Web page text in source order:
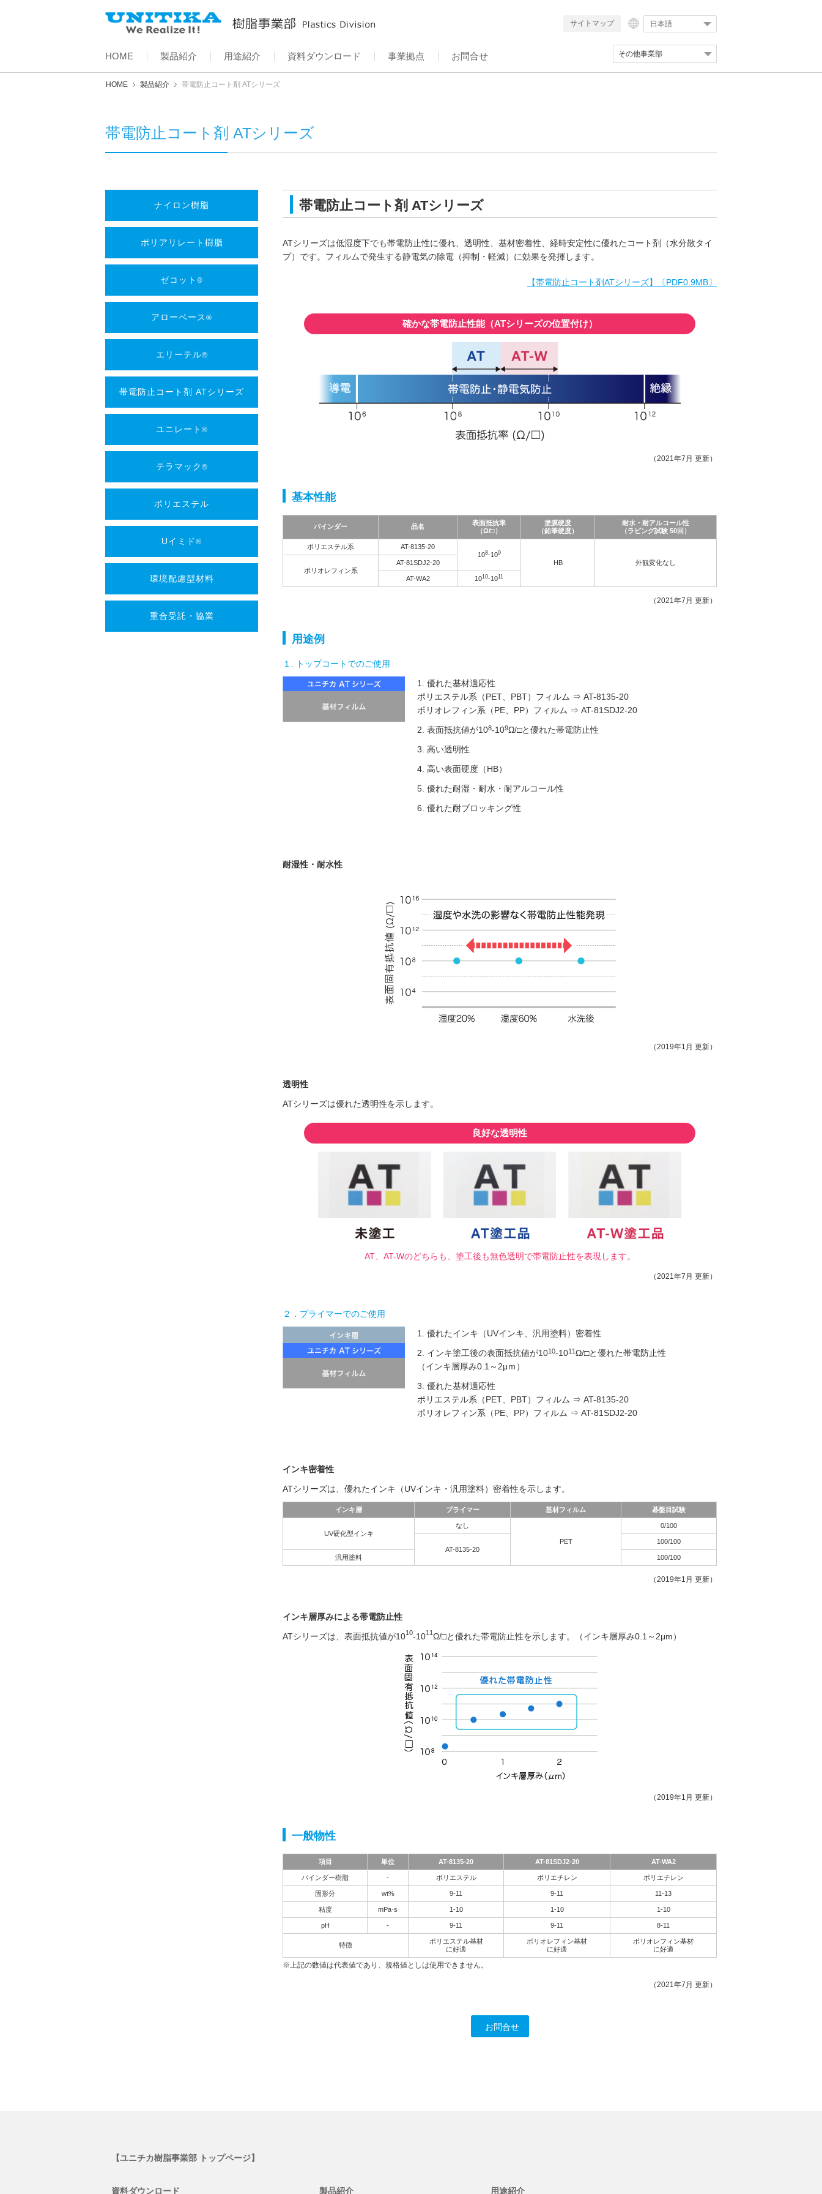
サイトマップ 日本語
その他事業部
HOME 製品紹介 用途紹介 資料ダウンロード 事業拠点 お問合せ
HOME 製品紹介 帯電防止コート剤 ATシリーズ
帯電防止コート剤 ATシリーズ
帯電防止コート剤 ATシリーズ
ATシリーズは低湿度下でも帯電防止性に優れ、透明性、基材密着性、経時安定性に優れたコート剤（水分散タイ
プ）です。フィルムで発生する静電気の除電（抑制・軽減）に効果を発揮します。
【帯電防止コート剤ATシリーズ】〔PDF0.9MB〕
確かな帯電防止性能（ATシリーズの位置付け）
（2021年7月 更新）
基本性能
バインダー 品名
表面抵抗率
（Ω/□）
塗膜硬度
（鉛筆硬度）
耐水・耐アルコール性
（ラビング試験 50回）
ポリエステル系
AT-8135-20
108-109
HB
外観変化なし
ポリオレフィン系
AT-81SDJ2-20
AT-WA2 1010-1011
（2021年7月 更新）
用途例
１. トップコートでのご使用
1. 優れた基材適応性
ポリエステル系（PET、PBT）フィルム ⇒ AT-8135-20
ポリオレフィン系（PE、PP）フィルム ⇒ AT-81SDJ2-20
2. 表面抵抗値が108-109Ω/□と優れた帯電防止性
3. 高い透明性
4. 高い表面硬度（HB）
5. 優れた耐湿・耐水・耐アルコール性
6. 優れた耐ブロッキング性
耐湿性・耐水性
（2019年1月 更新）
透明性
ATシリーズは優れた透明性を示します。
良好な透明性
AT、AT-Wのどちらも、塗工後も無色透明で帯電防止性を表現します。
（2021年7月 更新）
２．プライマーでのご使用
1. 優れたインキ（UVインキ、汎用塗料）密着性
2. インキ塗工後の表面抵抗値が1010-1011Ω/□と優れた帯電防止性
（インキ層厚み0.1～2μｍ）
3. 優れた基材適応性
ポリエステル系（PET、PBT）フィルム ⇒ AT-8135-20
ポリオレフィン系（PE、PP）フィルム ⇒ AT-81SDJ2-20
インキ密着性
ATシリーズは、優れたインキ（UVインキ・汎用塗料）密着性を示します。
インキ層 プライマー 基材フィルム 碁盤目試験
UV硬化型インキ
なし
PET
0/100
AT-8135-20
100/100
汎用塗料 100/100
（2019年1月 更新）
インキ層厚みによる帯電防止性
ATシリーズは、表面抵抗値が1010-1011Ω/□と優れた帯電防止性を示します。（インキ層厚み0.1～2μm）
（2019年1月 更新）
一般物性
項目 単位 AT-8135-20 AT-81SDJ2-20 AT-WA2
バインダー樹脂 - ポリエステル ポリエチレン ポリエチレン
固形分 wt% 9-11 9-11 11-13
粘度 mPa·s 1-10 1-10 1-10
pH - 9-11 9-11 8-11
特徴
ポリエステル基材
に好適
ポリオレフィン基材
に好適
ポリオレフィン基材
に好適
※上記の数値は代表値であり、規格値としは使用できません。
（2021年7月 更新）
お問合せ
ナイロン樹脂
ポリアリレート樹脂
ゼコット ®
アローベース ®
エリーテル®
帯電防止コート剤 ATシリーズ
ユニレート ®
テラマック ®
ポリエステル
Uイミド ®
環境配慮型材料
重合受託・協業
【ユニチカ樹脂事業部 トップページ】
資料ダウンロード 製品紹介 用途紹介